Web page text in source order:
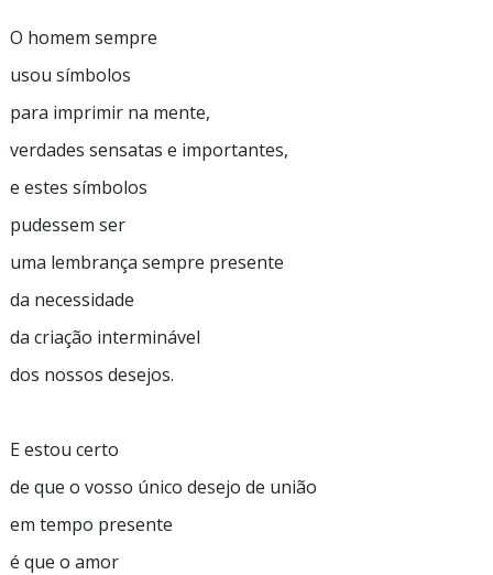
O homem sempre
usou símbolos
para imprimir na mente,
verdades sensatas e importantes,
e estes símbolos
pudessem ser
uma lembrança sempre presente
da necessidade
da criação interminável
dos nossos desejos.
E estou certo
de que o vosso único desejo de união
em tempo presente
é que o amor